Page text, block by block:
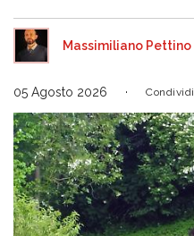
Massimiliano Pettino
05 Agosto 2026 Condividi